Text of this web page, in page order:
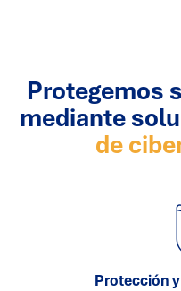
Protegemos
mediante
de
Protección